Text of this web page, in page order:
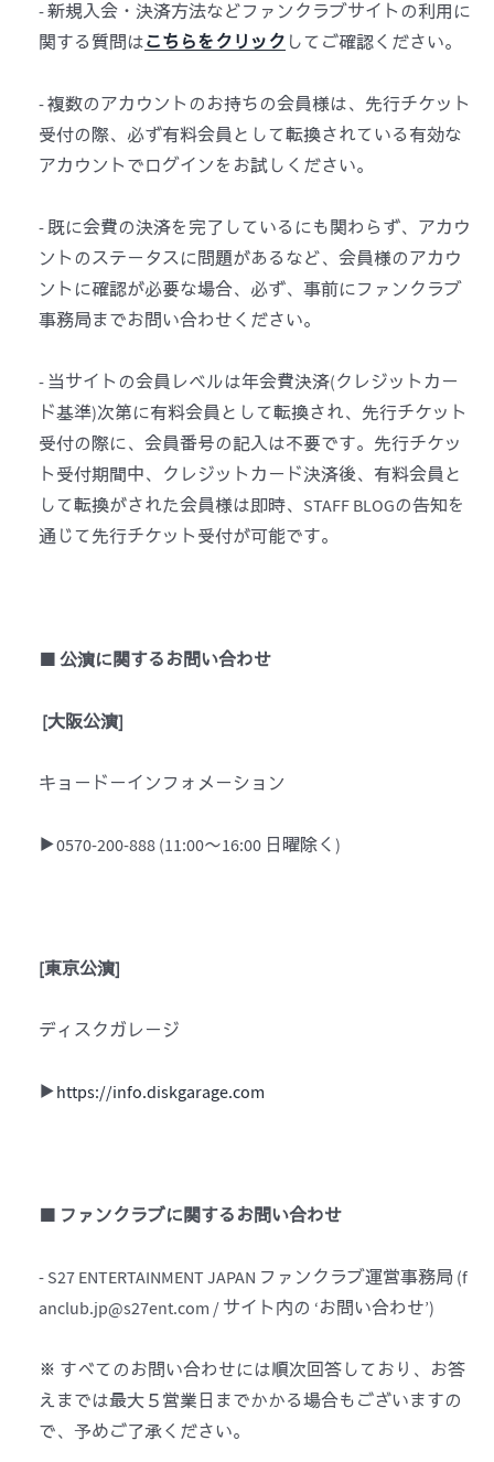
- 新規入会・決済方法などファンクラブサイトの利用に
関する質問はこちらをクリック してご確認ください。
- 複数のアカウントのお持ちの会員様は、先行チケット
受付の際、必ず有料会員として転換されている有効な
アカウントでログインをお試しください。
- 既に会費の決済を完了しているにも関わらず、アカウ
ントのステータスに問題があるなど、会員様のアカウ
ントに確認が必要な場合、必ず、事前にファンクラブ
事務局までお問い合わせください。
- 当サイトの会員レベルは年会費決済(クレジットカー
ド基準)次第に有料会員として転換され、先行チケット
受付の際に、会員番号の記入は不要です。先行チケッ
ト受付期間中、クレジットカード決済後、有料会員と
して転換がされた会員様は即時、STAFF BLOGの告知を
通じて先行チケット受付が可能です。
■ 公演に関するお問い合わせ
[大阪公演]
キョードーインフォメーション
▶0570-200-888 (11:00〜16:00 日曜除く)
[東京公演]
ディスクガレージ
▶https://info.diskgarage.com
■ ファンクラブに関するお問い合わせ
- S27 ENTERTAINMENT JAPAN ファンクラブ運営事務局 (f
anclub.jp@s27ent.com / サイト内の ‘お問い合わせ’)
※ すべてのお問い合わせには順次回答しており、お答
えまでは最大５営業日までかかる場合もございますの
で、予めご了承ください。